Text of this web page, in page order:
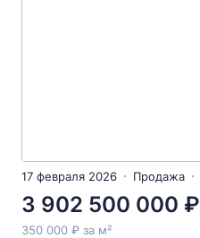
17 февраля 2026 Продажа
3 902 500 000 ₽
350 000 ₽ за м²